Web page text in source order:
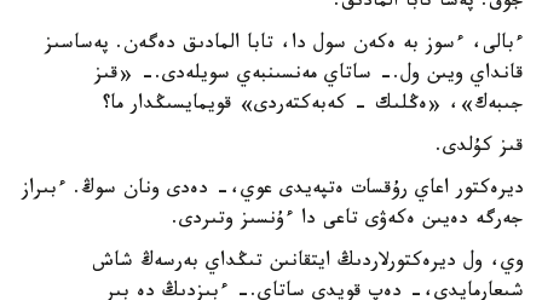
ءبالى، ءسوز بە ەكەن سول دا، تابا المادىق دەگەن. پەساسىز
قانداي ويىن ول.- ساتاي مەنسىنبەي سويلەدى.- «قىز
جىبەك»، «ەڭلىك - كەبەكتەردى» قويمايسىڭدار ما؟
قىز كۇلدى.
ديرەكتور اعاي رۇقسات ەتپەيدى عوي،- دەدى ونان سوڭ. ءبىراز
جەرگە دەيىن ەكەۋى تاعى دا ءۇنسىز وتىردى.
وي، ول ديرەكتورلاردىڭ ايتقانىن تىڭداي بەرسەڭ شاش
شىعارمايدى،- دەپ قويدى ساتاي.- ءبىزدىڭ دە بىر